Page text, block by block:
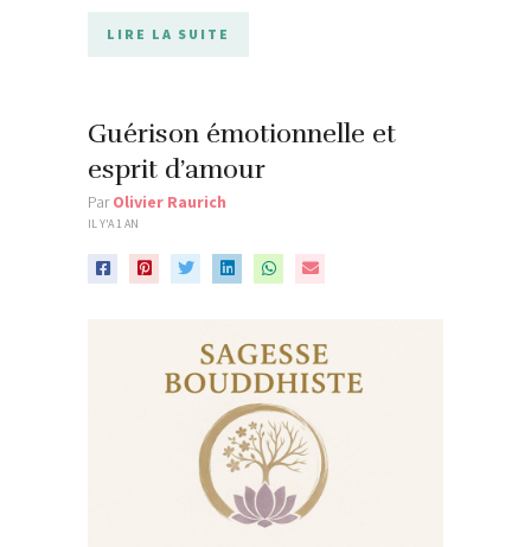
LIRE LA SUITE
Guérison émotionnelle et
esprit d’amour
ParOlivier Raurich
IL Y'A 1 AN